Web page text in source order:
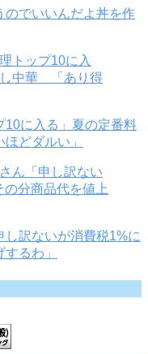
のでいいんだよ丼を作
10に入る」夏の定番料
どダルい」
し訳ないが消費税1%に
るわ」